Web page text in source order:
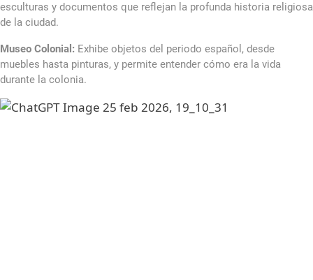
esculturas y documentos que reflejan la profunda historia religiosa
de la ciudad.
Museo Colonial: Exhibe objetos del periodo español, desde
muebles hasta pinturas, y permite entender cómo era la vida
durante la colonia.